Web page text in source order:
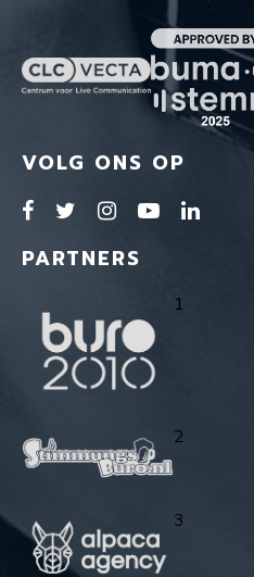
VOLG ONS OP
PARTNERS
1
2
3